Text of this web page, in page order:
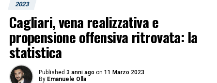
2023
Cagliari, vena realizzativa e
propensione offensiva ritrovata: la
statistica
Published 3 anni ago on 11 Marzo 2023
By Emanuele Olla